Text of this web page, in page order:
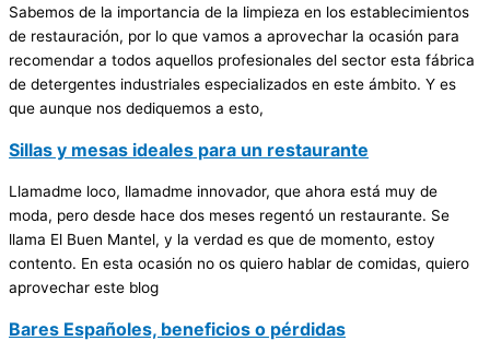
Sabemos de la importancia de la limpieza en los establecimientos
de restauración, por lo que vamos a aprovechar la ocasión para
recomendar a todos aquellos profesionales del sector esta fábrica
de detergentes industriales especializados en este ámbito. Y es
que aunque nos dediquemos a esto,
Sillas y mesas ideales para un restaurante
Llamadme loco, llamadme innovador, que ahora está muy de
moda, pero desde hace dos meses regentó un restaurante. Se
llama El Buen Mantel, y la verdad es que de momento, estoy
contento. En esta ocasión no os quiero hablar de comidas, quiero
aprovechar este blog
Bares Españoles, beneficios o pérdidas